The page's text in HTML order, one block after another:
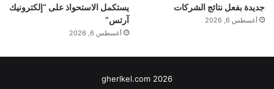
جديدة بفعل نتائج الشركات
أغسطس 6, 2026
يستكمل الاستحواذ على “إلكترونيك
آرتس”
أغسطس 6, 2026
gherlkel.com 2026